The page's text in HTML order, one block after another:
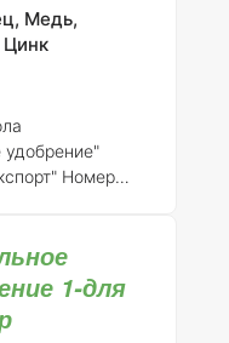
обеспечения
включая
почв,
и
Медь,
удобрение"
Номер
718)Общее
собой
удобрение,
1-для